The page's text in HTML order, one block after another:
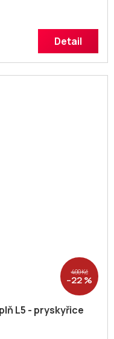
Detail
400 Kč
–22 %
L5 - pryskyřice